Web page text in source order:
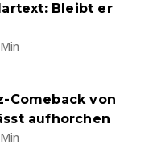
Bleibt er
Comeback von
aufhorchen